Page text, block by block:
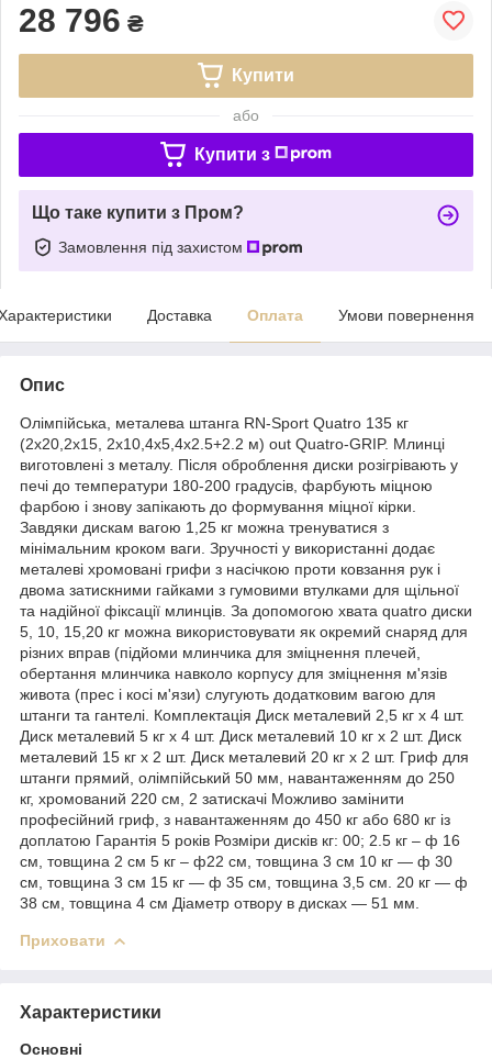
28 796 ₴
Купити
або
Купити з
Що таке купити з Пром?
Замовлення під захистом
Доставка Оплата Умови повернення
Опис
Олімпійська, металева штанга RN-Sport Quatro 135 кг
(2х20,2х15, 2х10,4х5,4х2.5+2.2 м) out Quatro-GRIP. Млинці
виготовлені з металу. Після оброблення диски розігрівають у
печі до температури 180-200 градусів, фарбують міцною
фарбою і знову запікають до формування міцної кірки.
Завдяки дискам вагою 1,25 кг можна тренуватися з
мінімальним кроком ваги. Зручності у використанні додає
металеві хромовані грифи з насічкою проти ковзання рук і
двома затискними гайками з гумовими втулками для щільної
та надійної фіксації млинців. За допомогою хвата quatro диски
5, 10, 15,20 кг можна використовувати як окремий снаряд для
різних вправ (підйоми млинчика для зміцнення плечей,
обертання млинчика навколо корпусу для зміцнення м'язів
живота (прес і косі м'язи) слугують додатковим вагою для
штанги та гантелі. Комплектація Диск металевий 2,5 кг x 4 шт.
Диск металевий 5 кг х 4 шт. Диск металевий 10 кг х 2 шт. Диск
металевий 15 кг х 2 шт. Диск металевий 20 кг х 2 шт. Гриф для
штанги прямий, олімпійський 50 мм, навантаженням до 250
кг, хромований 220 см, 2 затискачі Можливо замінити
професійний гриф, з навантаженням до 450 кг або 680 кг із
доплатою Гарантія 5 років Розміри дисків кг: 00; 2.5 кг – ф 16
см, товщина 2 см 5 кг – ф22 см, товщина 3 см 10 кг — ф 30
см, товщина 3 см 15 кг — ф 35 см, товщина 3,5 см. 20 кг — ф
38 см, товщина 4 см Діаметр отвору в дисках — 51 мм.
Приховати
Характеристики
Основні